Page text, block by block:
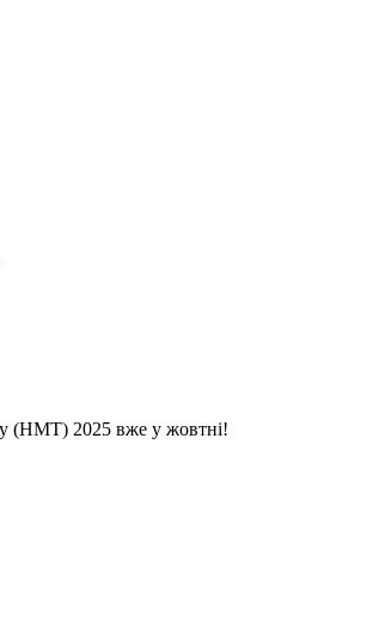
(НМТ) 2025 вже у жовтні!